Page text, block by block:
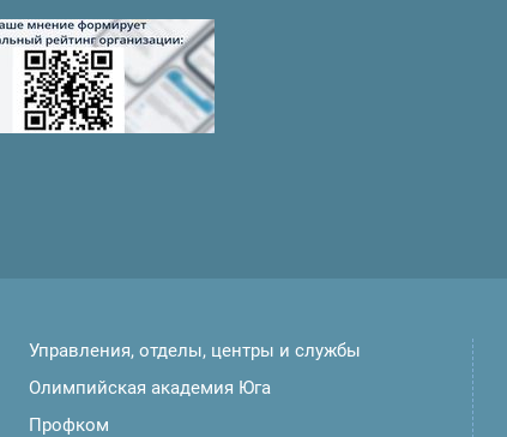
Управления, отделы, центры и службы
Олимпийская академия Юга
Профком